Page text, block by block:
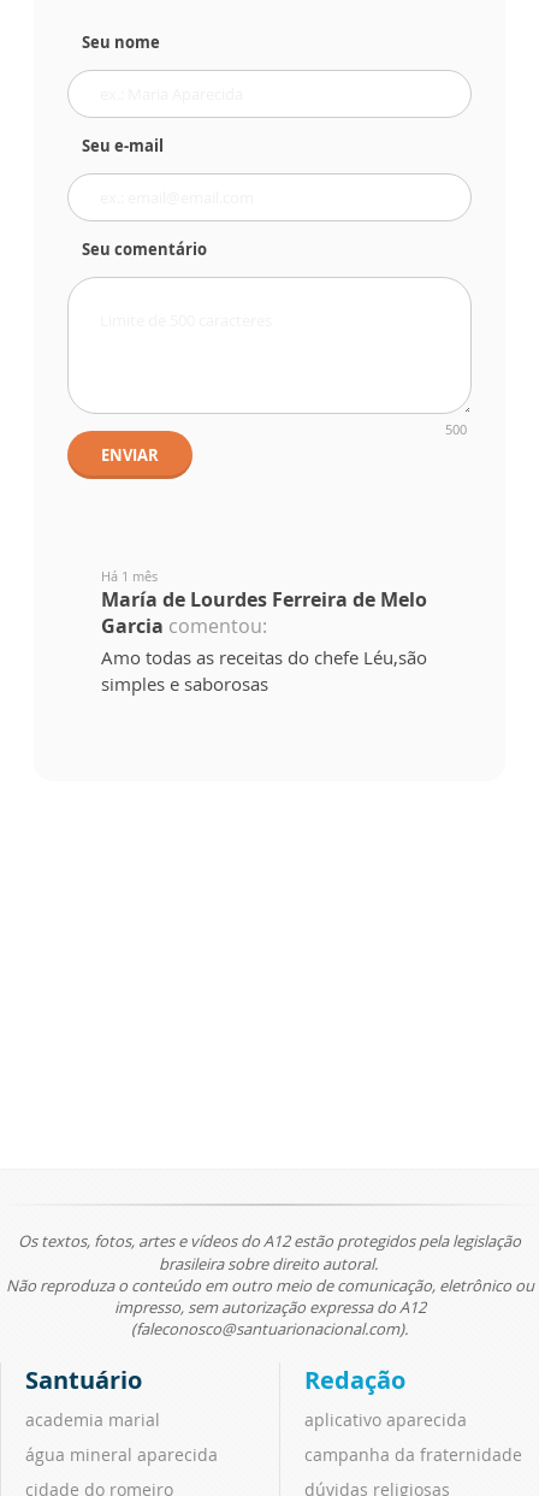
Seu nome
Seu e-mail
Seu comentário
500
ENVIAR
Há 1 mês
María de Lourdes Ferreira de Melo
Garcia comentou:
Amo todas as receitas do chefe Léu,são
simples e saborosas
Os textos, fotos, artes e vídeos do A12 estão protegidos pela legislação
brasileira sobre direito autoral.
Não reproduza o conteúdo em outro meio de comunicação, eletrônico ou
impresso, sem autorização expressa do A12
(faleconosco@santuarionacional.com).
Santuário
academia marial
água mineral aparecida
cidade do romeiro
Redação
aplicativo aparecida
campanha da fraternidade
dúvidas religiosas